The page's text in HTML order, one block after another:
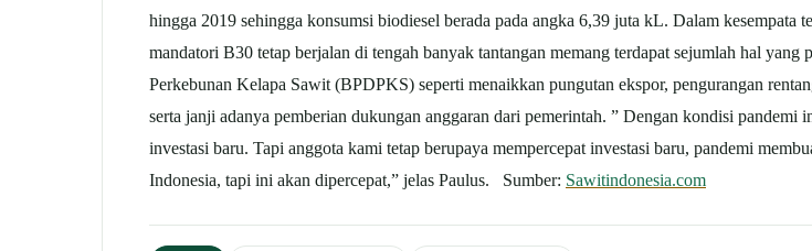
hingga 2019 sehingga konsumsi biodiesel berada pada angka 6,39 juta kL. Dalam
mandatori B30 tetap berjalan di tengah banyak tantangan memang terdapat sejumlah hal
Perkebunan Kelapa Sawit (BPDPKS) seperti menaikkan pungutan ekspor, pengurangan
serta janji adanya pemberian dukungan anggaran dari pemerintah. ” Dengan kondisi
investasi baru. Tapi anggota kami tetap berupaya mempercepat investasi baru, pandemi
Indonesia, tapi ini akan dipercepat,” jelas Paulus. Sumber: Sawitindonesia.com